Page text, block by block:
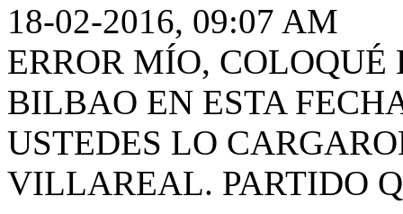
18-02-2016, 09:07 AM
ERROR MÍO,
BILBAO EN ESTA
USTEDES LO
VILLAREAL. PARTIDO